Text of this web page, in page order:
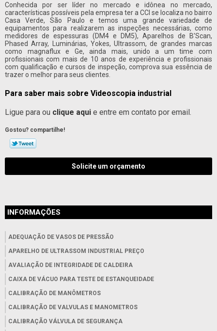
Conhecida por ser líder no mercado e idônea no mercado,
características possíveis pela empresa ter a CCI se localiza no bairro
Casa Verde, São Paulo e temos uma grande variedade de
equipamentos para realizarem as inspeções necessárias, como
medidores de espessuras (DM4 e DM5), Aparelhos de B’Scan,
Phased Array, Luminárias, Yokes, Ultrassom, de grandes marcas
como magnaflux e Ge, ainda mais, unido a um time com
profissionais com mais de 10 anos de experiência e profissionais
com qualificação e cursos de inspeção, comprova sua essência de
trazer o melhor para seus clientes.
Para saber mais sobre Videoscopia industrial
Ligue para ou clique aqui e entre em contato por email.
Gostou? compartilhe!
Solicite um orçamento
INFORMAÇÕES
ADEQUAÇÃO DE VASOS DE PRESSÃO
APARELHO DE ULTRASSOM INDUSTRIAL PREÇO
AVALIAÇÃO DE INTEGRIDADE DE CALDEIRA
CAIXA DE VÁCUO PARA TESTE DE ESTANQUEIDADE
CALIBRAÇÃO DE MANÔMETROS
CALIBRAÇÃO DE VALVULAS E MANOMETROS
CALIBRAÇÃO VÁLVULA DE SEGURANÇA